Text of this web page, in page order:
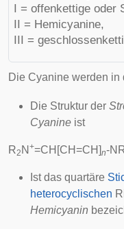
I = offenkettige oder
II = Hemicyanine,
III =
Die Cyanine werden in
Die Struktur der
Cyanine ist
R2 N +=CH[CH=CH]n-
Ist das quartäre
heterocyclischen
Hemicyanin